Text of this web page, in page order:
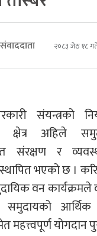
२०८३ जेठ १८
संयन्त्रको
अहिले
संरक्षण र
भएको छ ।
वन कार्यक्रमले
समुदायको
महत्त्वपूर्ण योगदान